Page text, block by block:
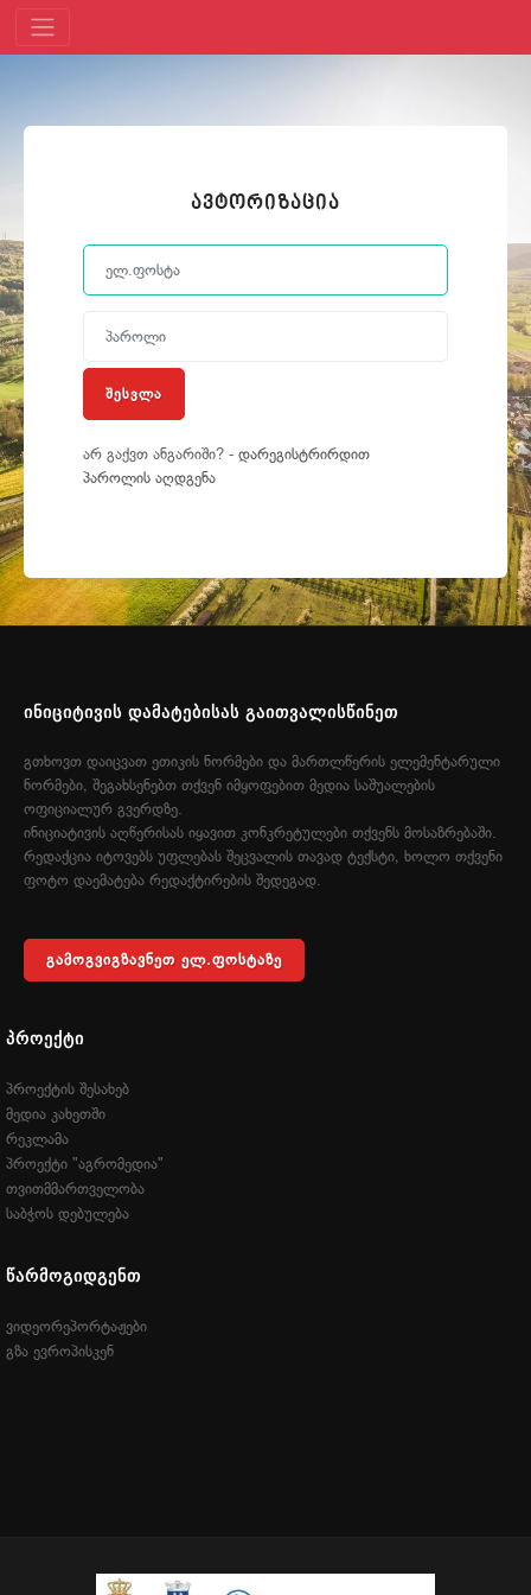
ავტორიზაცია
ᲔᲚ.ᲤᲝᲡᲢᲐ
ᲨᲔᲡᲕᲚᲐ
არ გაქვთ ანგარიში? - დარეგისტრირდით
პაროლის აღდგენა
ᲘᲜᲘᲪᲘᲢᲘᲕᲘᲡ ᲓᲐᲛᲐᲢᲔᲑᲘᲡᲐᲡ ᲒᲐᲘᲗᲕᲐᲚᲘᲡᲬᲘᲜᲔᲗ
გთხოვთ დაიცვათ ეთიკის ნორმები და მართლწერის ელემენტარული
ნორმები, შეგახსენებთ თქვენ იმყოფებით მედია საშუალების
ოფიციალურ გვერდზე.
ინიციატივის აღწერისას იყავით კონკრეტულები თქვენს მოსაზრებაში.
რედაქცია იტოვებს უფლებას შეცვალის თავად ტექსტი, ხოლო თქვენი
ფოტო დაემატება რედაქტირების შედეგად.
ᲒᲐᲛᲝᲒᲕᲘᲒᲖᲐᲕᲜᲔᲗ ᲔᲚ.ᲤᲝᲡᲢᲐᲖᲔ
ᲞᲠᲝᲔᲥᲢᲘ
პროექტის შესახებ
მედია კახეთში
რეკლამა
პროექტი "აგრომედია"
თვითმმართველობა
საბჭოს დებულება
ᲬᲐᲠᲛᲝᲒᲘᲓᲒᲔᲜᲗ
ვიდეორეპორტაჟები
გზა ევროპისკენ